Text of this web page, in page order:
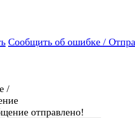
Сообщить об ошибке /
/
отправлено!